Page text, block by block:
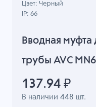
Вводная
трубы AVC
В наличии448 шт.
Цвет: Черный
IP: 66
137.94 ₽